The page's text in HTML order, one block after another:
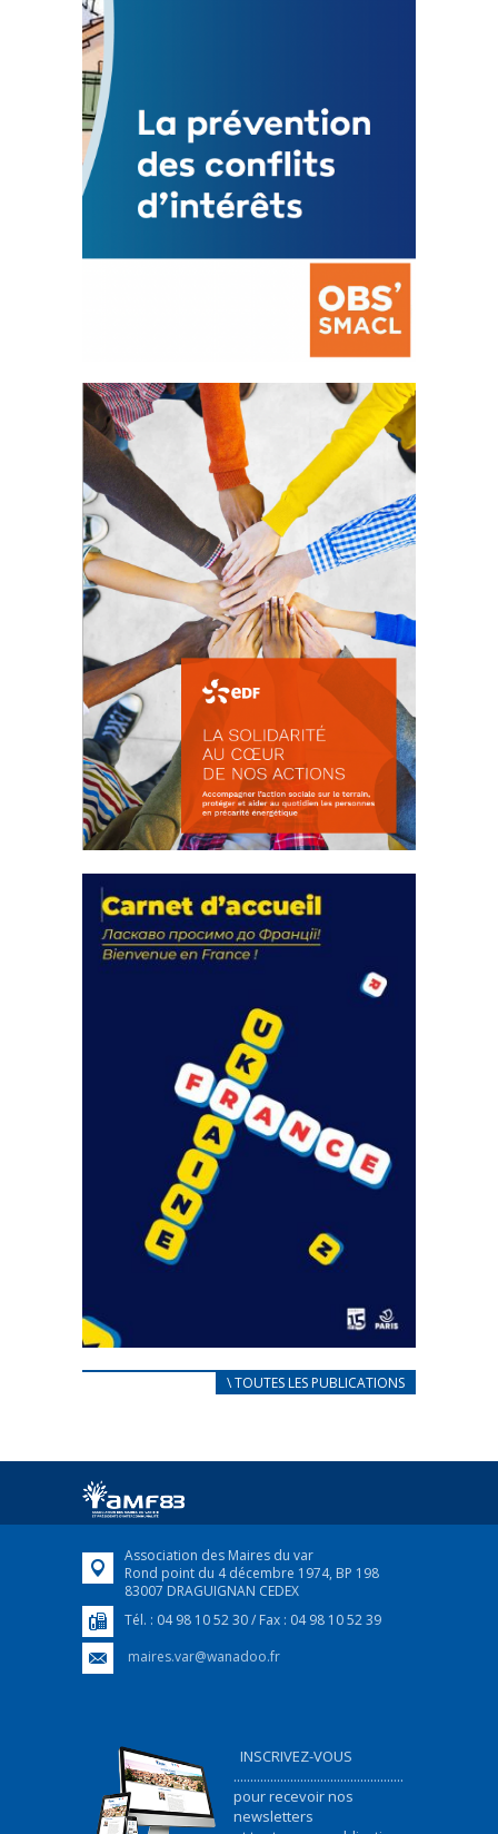
Mise à jour avril 2024
FEUILLETER
La prévention des conflits
d’intérêts
18 septembre 2023
FEUILLETER
actions
18 septembre 2023
FEUILLETER
CARNET D’ACCUEIL
Afin d’accompagner au mieux les réfugiés
FEUILLETER
\ TOUTES LES PUBLICATIONS
Association des Maires du var
Rond point du 4 décembre 1974, BP 198
83007 DRAGUIGNAN CEDEX
Tél. : 04 98 10 52 30 / Fax : 04 98 10 52 39
maires.var@wanadoo.fr
INSCRIVEZ-VOUS
...................................................
pour recevoir nos
newsletters